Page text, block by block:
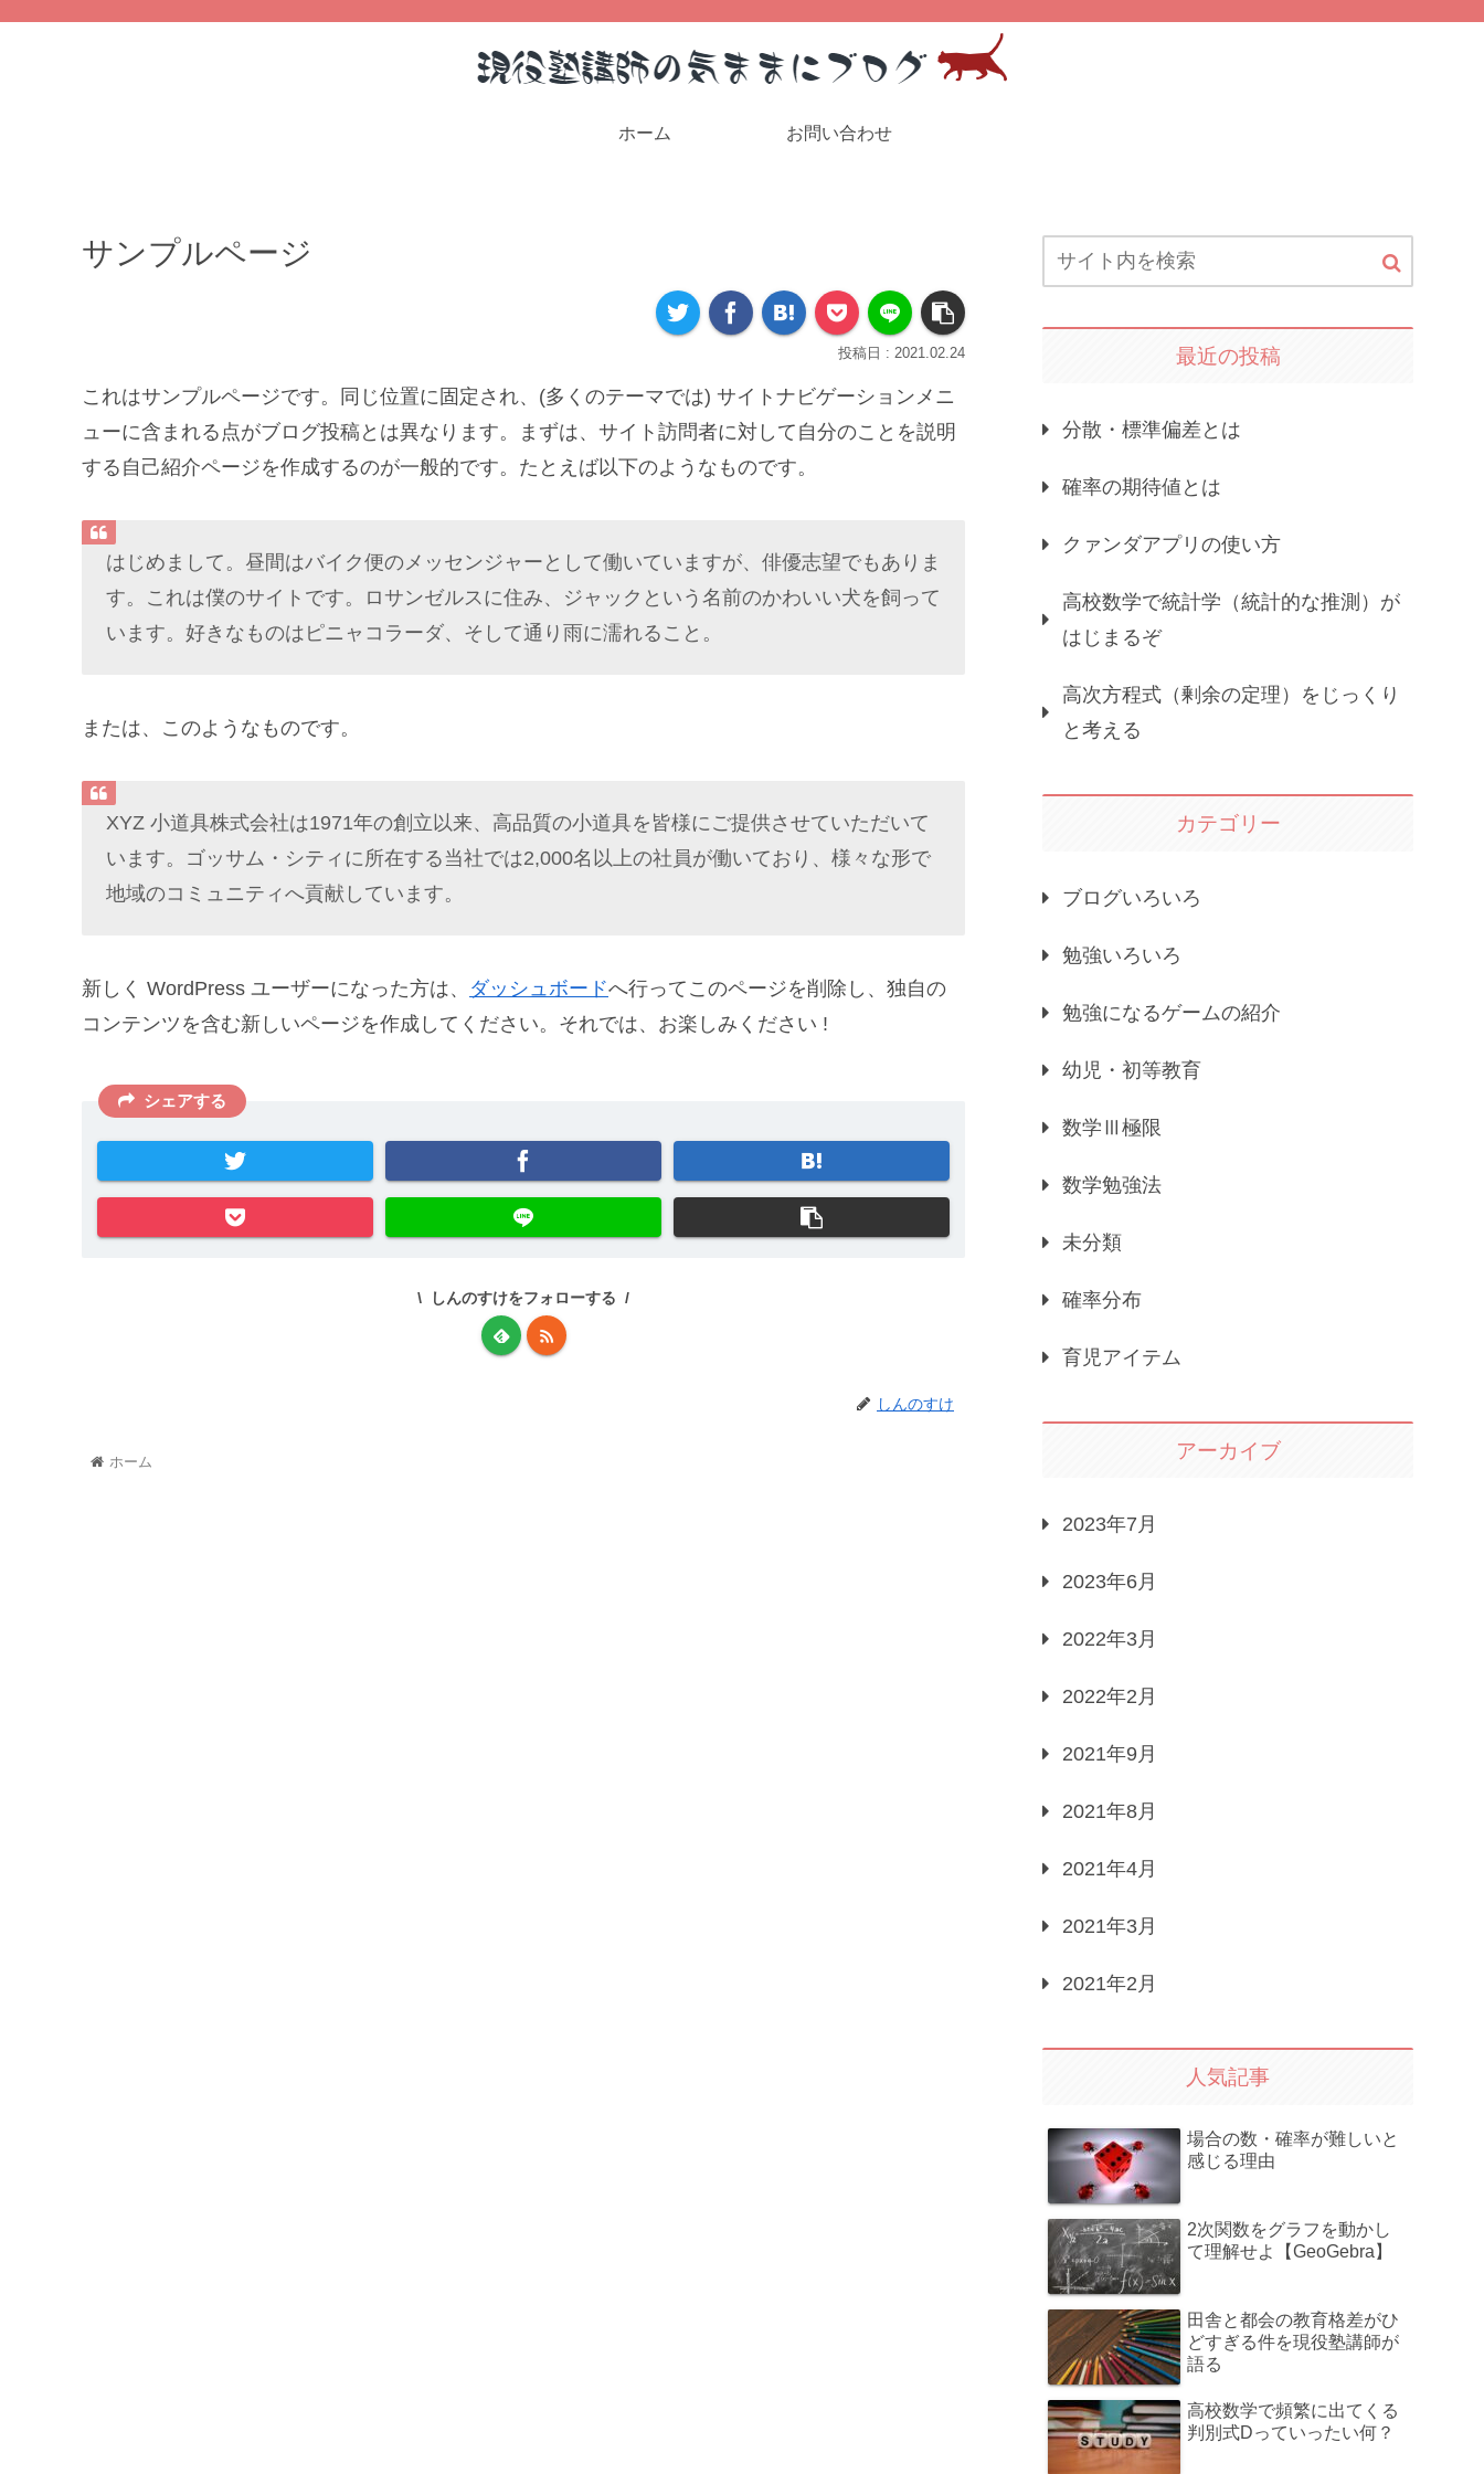
ホーム お問い合わせ
サンプルページ
2021.02.24
これはサンプルページです。同じ位置に固定され、(多くのテーマでは) サイトナビゲーションメニ
ューに含まれる点がブログ投稿とは異なります。まずは、サイト訪問者に対して自分のことを説明
する自己紹介ページを作成するのが一般的です。たとえば以下のようなものです。
はじめまして。昼間はバイク便のメッセンジャーとして働いていますが、俳優志望でもありま
す。これは僕のサイトです。ロサンゼルスに住み、ジャックという名前のかわいい犬を飼って
います。好きなものはピニャコラーダ、そして通り雨に濡れること。
または、このようなものです。
XYZ 小道具株式会社は1971年の創立以来、高品質の小道具を皆様にご提供させていただいて
います。ゴッサム・シティに所在する当社では2,000名以上の社員が働いており、様々な形で
地域のコミュニティへ貢献しています。
新しく WordPress ユーザーになった方は、 ダッシュボードへ行ってこのページを削除し、独自の
コンテンツを含む新しいページを作成してください。それでは、お楽しみください !
シェアする
しんのすけをフォローする
しんのすけ
ホーム
最近の投稿
分散・標準偏差とは
確率の期待値とは
クァンダアプリの使い方
高校数学で統計学（統計的な推測）が
はじまるぞ
高次方程式（剰余の定理）をじっくり
と考える
カテゴリー
ブログいろいろ
勉強いろいろ
勉強になるゲームの紹介
幼児・初等教育
数学Ⅲ極限
数学勉強法
未分類
確率分布
育児アイテム
アーカイブ
2023年7月
2023年6月
2022年3月
2022年2月
2021年9月
2021年8月
2021年4月
2021年3月
2021年2月
人気記事
場合の数・確率が難しいと
感じる理由
2次関数をグラフを動かし
て理解せよ【GeoGebra】
田舎と都会の教育格差がひ
どすぎる件を現役塾講師が
語る
高校数学で頻繁に出てくる
判別式Dっていったい何？